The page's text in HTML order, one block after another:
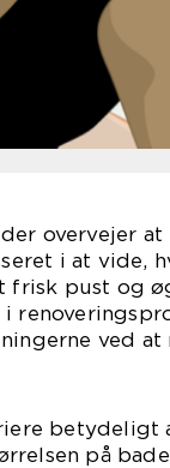
overvejer at
i at vide,
frisk pust og
ved at
på